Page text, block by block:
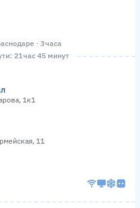
· 3 часа
21 час 45 минут
1к1
11